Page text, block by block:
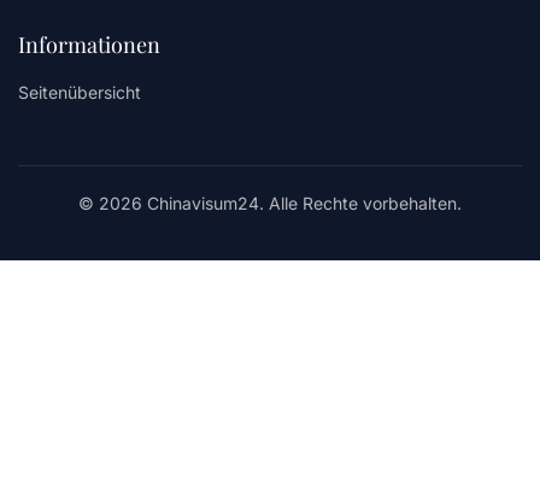
Informationen
Seitenübersicht
© 2026 Chinavisum24. Alle Rechte vorbehalten.